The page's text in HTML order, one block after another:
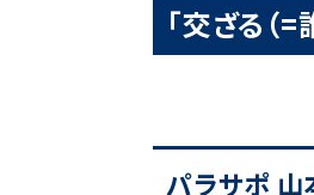
「交ざる
パラサポ 山